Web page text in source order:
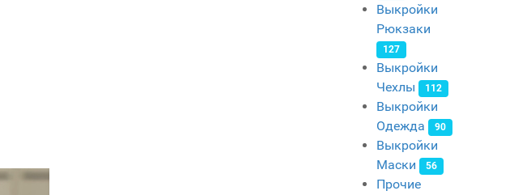
Выкройки
Рюкзаки
127
Выкройки
Чехлы
112
Выкройки
Одежда
90
Выкройки
Маски
56
Прочие